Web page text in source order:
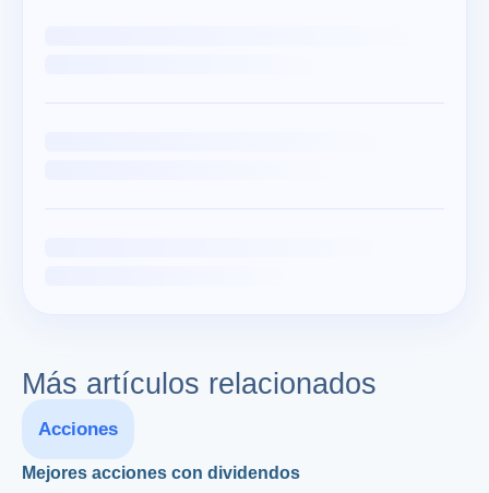
Más artículos relacionados
Acciones
Mejores acciones con dividendos